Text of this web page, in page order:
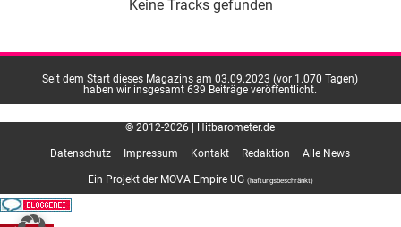
Keine Tracks gefunden
Seit dem Start dieses Magazins am 03.09.2023 (vor 1.070 Tagen)
haben wir insgesamt 639 Beiträge veröffentlicht.
© 2012-2026 | Hitbarometer.de
Ein Projekt der MOVA Empire UG (haftungsbeschränkt)
Datenschutz Impressum Kontakt Redaktion Alle News